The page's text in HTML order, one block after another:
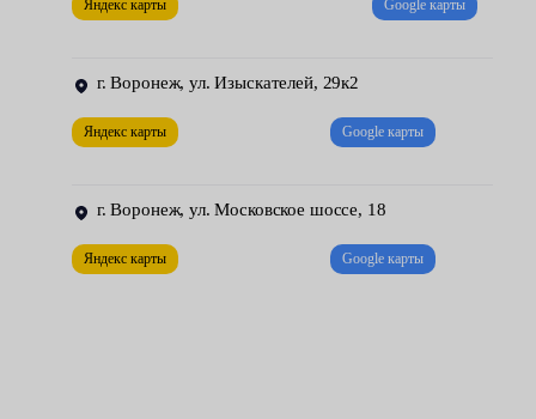
очистить от загрязнений и обезжирить посадочное место
— делать это нужно осторожно, чтобы не повредить
лакокрасочное покрытие;
его равномерным слоем;
Яндекс карты Google карты
г. Воронеж, ул. Изыскателей, 29к2
Яндекс карты Google карты
г. Воронеж, ул. Московское шоссе, 18
Яндекс карты Google карты